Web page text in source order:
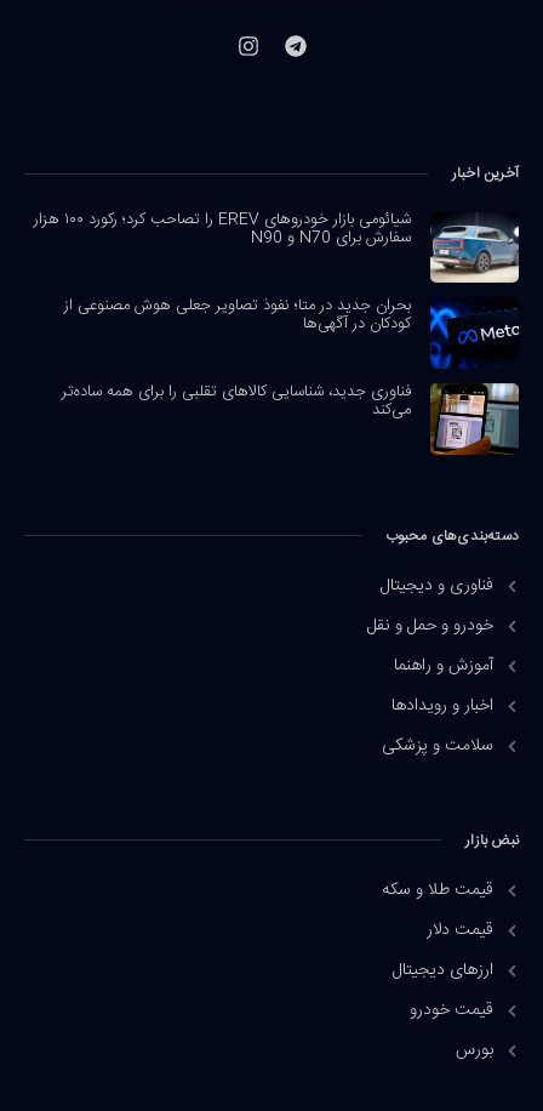
آخرین اخبار
شیائومی بازار خودروهای EREV را تصاحب کرد؛ رکورد ۱۰۰ هزار
سفارش برای N70 و N90
بحران جدید در متا؛ نفوذ تصاویر جعلی هوش مصنوعی از
کودکان در آگهی‌ها
فناوری جدید، شناسایی کالاهای تقلبی را برای همه ساده‌تر
می‌کند
دسته‌بندی‌های محبوب
فناوری و دیجیتال
خودرو و حمل و نقل
آموزش و راهنما
اخبار و رویدادها
سلامت و پزشکی
نبض بازار
قیمت طلا و سکه
قیمت دلار
ارزهای دیجیتال
قیمت خودرو
بورس